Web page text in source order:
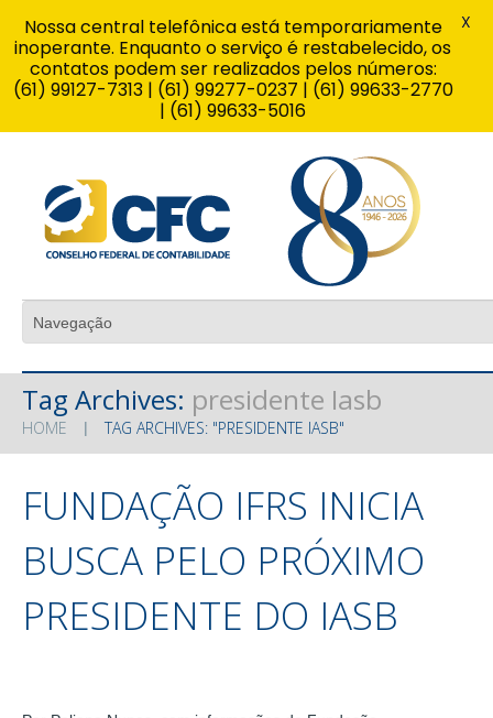
Tag Archives: presidente Iasb
HOME TAG ARCHIVES: "PRESIDENTE IASB"
FUNDAÇÃO IFRS INICIA
BUSCA PELO PRÓXIMO
PRESIDENTE DO IASB
Nossa central telefônica está temporariamente
inoperante. Enquanto o serviço é restabelecido, os
contatos podem ser realizados pelos números:
(61) 99127-7313 | (61) 99277-0237 | (61) 99633-2770
| (61) 99633-5016
X